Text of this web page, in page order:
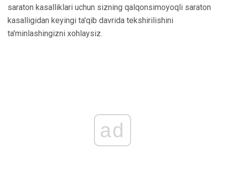
saraton kasalliklari uchun sizning qalqonsimoyoqli saraton
kasalligidan keyingi ta'qib davrida tekshirilishini
ta'minlashingizni xohlaysiz.
ad